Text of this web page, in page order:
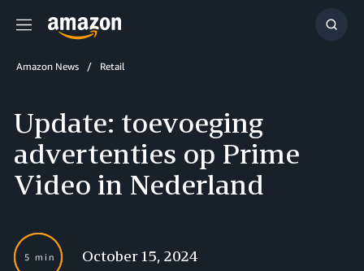
Menu
Show
Amazon News Retail
Update: toevoeging
advertenties op Prime
Video in Nederland
5 min October 15, 2024